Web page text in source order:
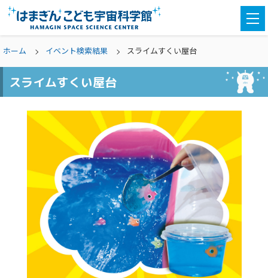
ホーム イベント検索結果 スライムすくい屋台
スライムすくい屋台